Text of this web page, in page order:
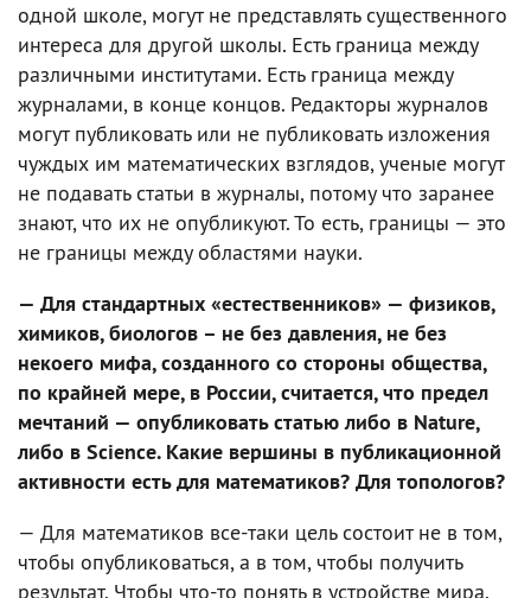
одной школе, могут не представлять существенного
интереса для другой школы. Есть граница между
различными институтами. Есть граница между
журналами, в конце концов. Редакторы журналов
могут публиковать или не публиковать изложения
чуждых им математических взглядов, ученые могут
не подавать статьи в журналы, потому что заранее
знают, что их не опубликуют. То есть, границы — это
не границы между областями науки.
— Для стандартных «естественников» — физиков,
химиков, биологов – не без давления, не без
некоего мифа, созданного со стороны общества,
по крайней мере, в России, считается, что предел
мечтаний — опубликовать статью либо в Nature,
либо в Science. Какие вершины в публикационной
активности есть для математиков? Для топологов?
— Для математиков все-таки цель состоит не в том,
чтобы опубликоваться, а в том, чтобы получить
результат. Чтобы что-то понять в устройстве мира.